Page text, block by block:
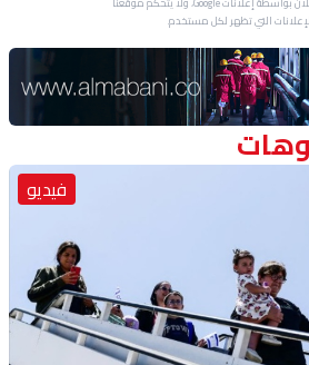
التي تظهر لكل مستخدم.
فيديو